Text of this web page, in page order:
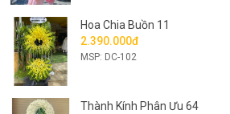
Hoa Chia Buồn 11
2.390.000đ
MSP: DC-102
Thành Kính Phân Ưu 64